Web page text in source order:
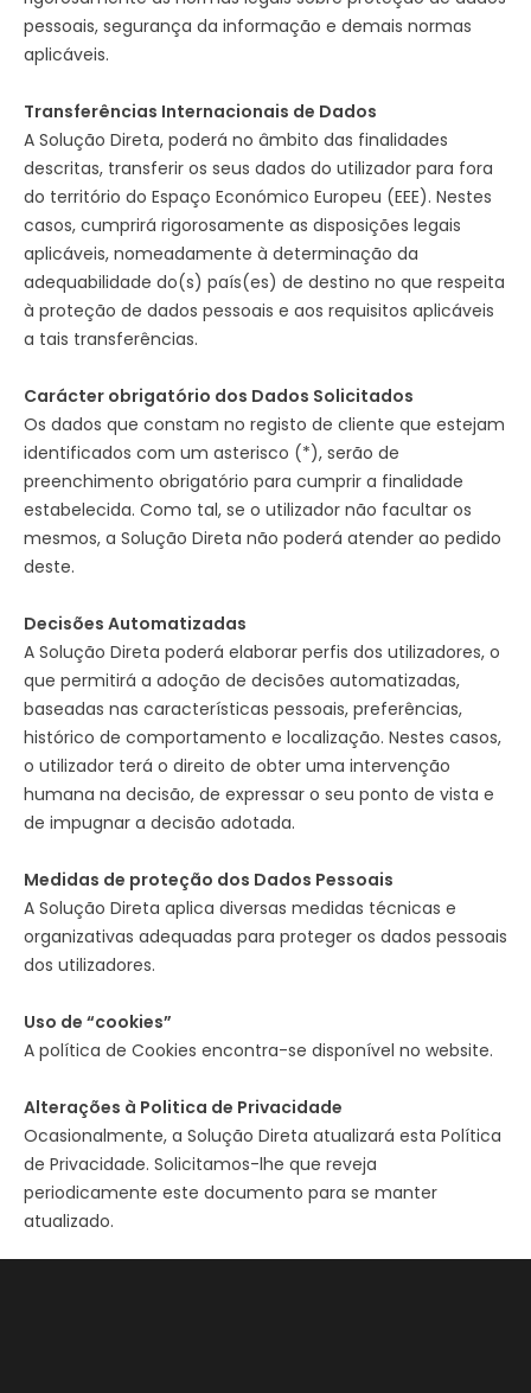
pessoais, segurança da informação e demais normas
aplicáveis.
Transferências Internacionais de Dados
A Solução Direta, poderá no âmbito das finalidades
descritas, transferir os seus dados do utilizador para fora
do território do Espaço Económico Europeu (EEE). Nestes
casos, cumprirá rigorosamente as disposições legais
aplicáveis, nomeadamente à determinação da
adequabilidade do(s) país(es) de destino no que respeita
à proteção de dados pessoais e aos requisitos aplicáveis
a tais transferências.
Carácter obrigatório dos Dados Solicitados
Os dados que constam no registo de cliente que estejam
identificados com um asterisco (*), serão de
preenchimento obrigatório para cumprir a finalidade
estabelecida. Como tal, se o utilizador não facultar os
mesmos, a Solução Direta não poderá atender ao pedido
deste.
Decisões Automatizadas
A Solução Direta poderá elaborar perfis dos utilizadores, o
que permitirá a adoção de decisões automatizadas,
baseadas nas características pessoais, preferências,
histórico de comportamento e localização. Nestes casos,
o utilizador terá o direito de obter uma intervenção
humana na decisão, de expressar o seu ponto de vista e
de impugnar a decisão adotada.
Medidas de proteção dos Dados Pessoais
A Solução Direta aplica diversas medidas técnicas e
organizativas adequadas para proteger os dados pessoais
dos utilizadores.
Uso de “cookies”
A política de Cookies encontra-se disponível no website.
Alterações à Politica de Privacidade
Ocasionalmente, a Solução Direta atualizará esta Política
de Privacidade. Solicitamos-lhe que reveja
periodicamente este documento para se manter
atualizado.